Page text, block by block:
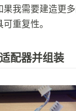
我需要建造更
重复性。
配器并组装